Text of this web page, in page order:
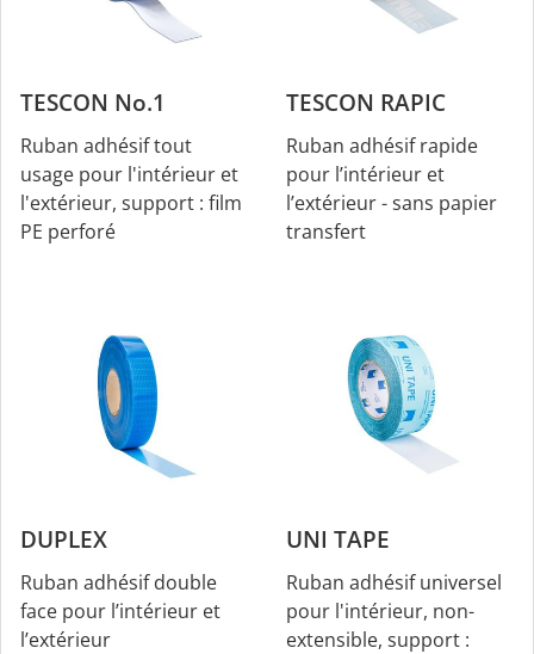
TESCON No.1
Ruban adhésif tout
usage pour l'intérieur et
l'extérieur, support : film
PE perforé
TESCON RAPIC
Ruban adhésif rapide
pour l’intérieur et
l’extérieur - sans papier
transfert
DUPLEX
Ruban adhésif double
face pour l’intérieur et
l’extérieur
UNI TAPE
Ruban adhésif universel
pour l'intérieur, non-
extensible, support :